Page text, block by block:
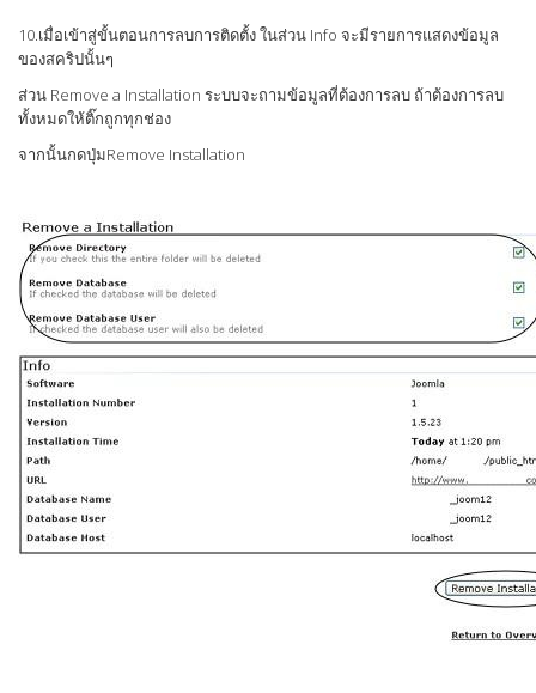
10.เมื่อเข้าสู่ขั้นตอนการลบการติดตั้ง ในส่วน Info จะมีรายการแสดงข้อมูล
ของสคริปนั้นๆ
ส่วน Remove a Installation ระบบจะถามข้อมูลที่ต้องการลบ ถ้าต้องการลบ
ทั้งหมดให้ติ๊กถูกทุกช่อง
จากนั้นกดปุ่มRemove Installation